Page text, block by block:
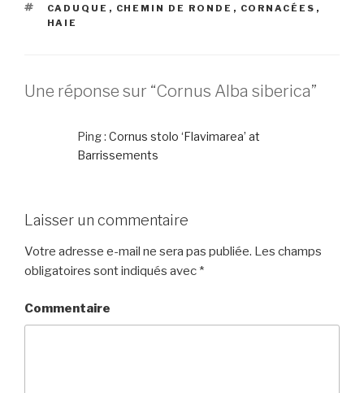
ÉTIQUETTES
CADUQUE , CHEMIN DE RONDE , CORNACÉES ,
HAIE
Une réponse sur “Cornus Alba siberica”
Ping : Cornus stolo ‘Flavimarea’ at
Barrissements
Laisser un commentaire
Votre adresse e-mail ne sera pas publiée. Les champs
obligatoires sont indiqués avec *
Commentaire